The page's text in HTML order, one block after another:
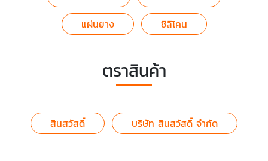
แผ่นยาง
ซิลิโคน
ตราสินค้า
สินสวัสดิ์ บริษัท สินสวัสดิ์ จำกัด